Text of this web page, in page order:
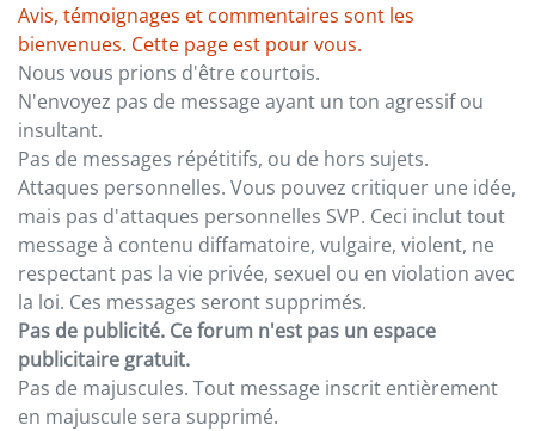
Avis, témoignages et commentaires sont les
bienvenues. Cette page est pour vous.
Nous vous prions d'être courtois.
N'envoyez pas de message ayant un ton agressif ou
insultant.
Pas de messages répétitifs, ou de hors sujets.
Attaques personnelles. Vous pouvez critiquer une idée,
mais pas d'attaques personnelles SVP. Ceci inclut tout
message à contenu diffamatoire, vulgaire, violent, ne
respectant pas la vie privée, sexuel ou en violation avec
la loi. Ces messages seront supprimés.
Pas de publicité. Ce forum n'est pas un espace
publicitaire gratuit.
Pas de majuscules. Tout message inscrit entièrement
en majuscule sera supprimé.